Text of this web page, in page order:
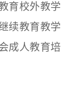
育校外教学
续教育教学
成人教育培